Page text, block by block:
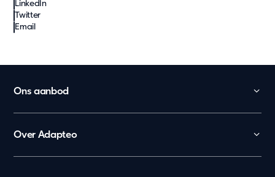
LinkedIn
Twitter
Email
Ons aanbod
Kinderopvang
Onderwijs
Over Adapteo
Contact